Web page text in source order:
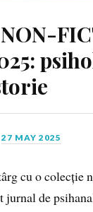
27 MAY 2025
cu o colecție
de